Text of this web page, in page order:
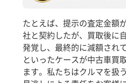
たとえば、提示の査定金額
社と契約したが、買取後に
発覚し、最終的に減額され
といったケースが中古車買
ます。私たちはクルマを扱